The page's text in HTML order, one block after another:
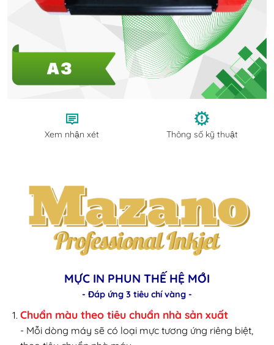
Xem nhận xét Thông số kỹ thuật
MỰC IN PHUN THẾ HỆ MỚI
- Đáp ứng 3 tiêu chí vàng -
Chuẩn màu theo tiêu chuẩn nhà sản xuất
- Mỗi dòng máy sẽ có loại mực tương ứng riêng biệt,